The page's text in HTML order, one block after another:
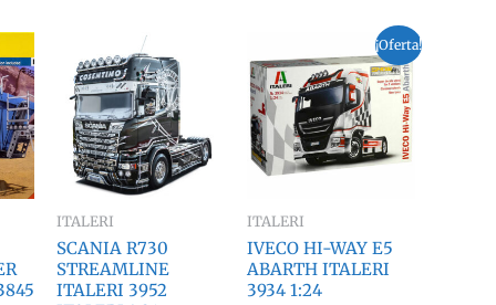
ITALERI
SCANIA R730
STREAMLINE
ITALERI 3952
¡Oferta!
ITALERI
IVECO HI-WAY E5
ABARTH ITALERI
3934 1:24